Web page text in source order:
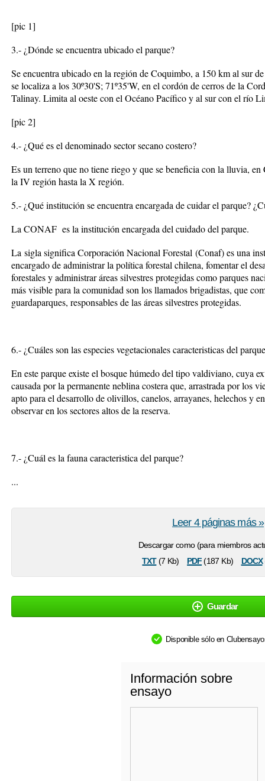
[pic 1]
3.- ¿Dónde se encuentra ubicado el parque?
Se encuentra ubicado en la región de Coquimbo, a 150 km al sur
se localiza a los 30º30'S; 71º35'W, en el cordón de cerros de la
Talinay. Limita al oeste con el Océano Pacífico y al sur con el río
[pic 2]
4.- ¿Qué es el denominado sector secano costero?
Es un terreno que no tiene riego y que se beneficia con la lluvia, en
la IV región hasta la X región.
5.- ¿Qué institución se encuentra encargada de cuidar el parque?
La CONAF es la institución encargada del cuidado del parque.
La sigla significa Corporación Nacional Forestal (Conaf) es una
encargado de administrar la política forestal chilena, fomentar el
forestales y administrar áreas silvestres protegidas como parques
más visible para la comunidad son los llamados brigadistas, que
guardaparques, responsables de las áreas silvestres protegidas.
6.- ¿Cuáles son las especies vegetacionales caracteristicas del
En este parque existe el bosque húmedo del tipo valdiviano, cuya
causada por la permanente neblina costera que, arrastrada por los
apto para el desarrollo de olivillos, canelos, arrayanes, helechos y
observar en los sectores altos de la reserva.
7.- ¿Cuál es la fauna caracteristica del parque?
...
Descargar como (para miembros
txt(7 Kb) pdf(187 Kb) docx
Leer 4 páginas más »
Guardar
Disponible sólo en
Información sobre
ensayo